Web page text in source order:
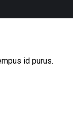
id purus.